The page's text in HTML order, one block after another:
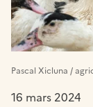
Pascal Xicluna /
16 mars 2024